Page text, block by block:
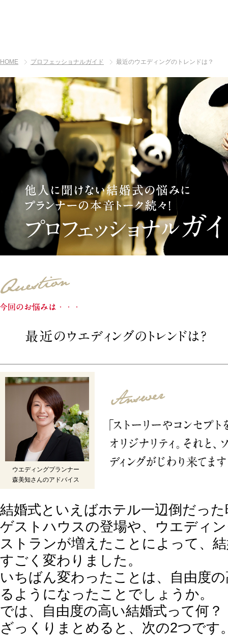
HOME プロフェッショナルガイド 最近のウエディングのトレンドは？
ウエディングプランナー
森美知さんのアドバイス
結婚式といえばホテル一辺倒だっ
ゲストハウスの登場や、ウエディ
ストランが増えたことによって、
すごく変わりました。
いちばん変わったことは、自由度
るようになったことでしょうか。
では、自由度の高い結婚式って何？
ざっくりまとめると、次の2つです